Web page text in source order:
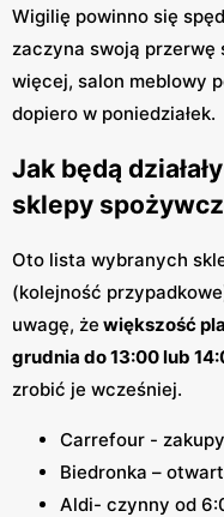
Wigilię powinno się
zaczyna swoją przerwę
więcej, salon meblowy
dopiero w poniedziałek.
Jak będą
sklepy
Oto lista wybranych
(kolejność
uwagę, że większość
grudnia do 13:00 lub
zrobić je wcześniej.
Carrefour -
Biedronka –
Aldi- czynny od